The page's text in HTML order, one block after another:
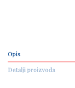
Opis
Detalji proizvoda